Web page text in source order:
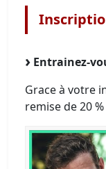
Entrainez-
Grace à votre
remise de 20